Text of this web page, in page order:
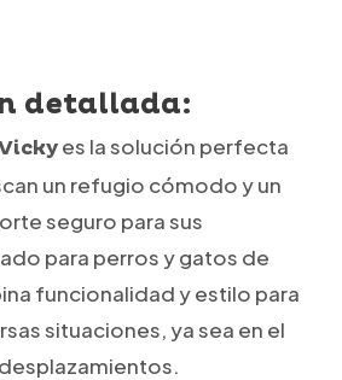
detallada:
es la solución perfecta
un refugio cómodo y un
seguro para sus
para perros y gatos de
funcionalidad y estilo para
situaciones, ya sea en el